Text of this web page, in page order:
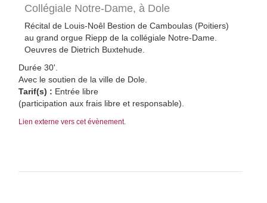
Collégiale Notre-Dame, à Dole
Récital de Louis-Noêl Bestion de Camboulas (Poitiers)
au grand orgue Riepp de la collégiale Notre-Dame.
Oeuvres de Dietrich Buxtehude.
Durée 30'.
Avec le soutien de la ville de Dole.
Tarif(s) : Entrée libre
(participation aux frais libre et responsable).
Lien externe vers cet évènement.